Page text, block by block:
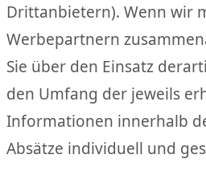
Drittanbietern). Wenn wir
Werbepartnern
Sie über den Einsatz
den Umfang der jeweils
Informationen innerhalb
Absätze individuell und